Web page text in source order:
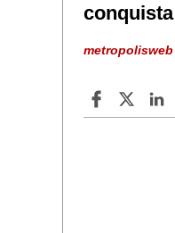
metropolisweb